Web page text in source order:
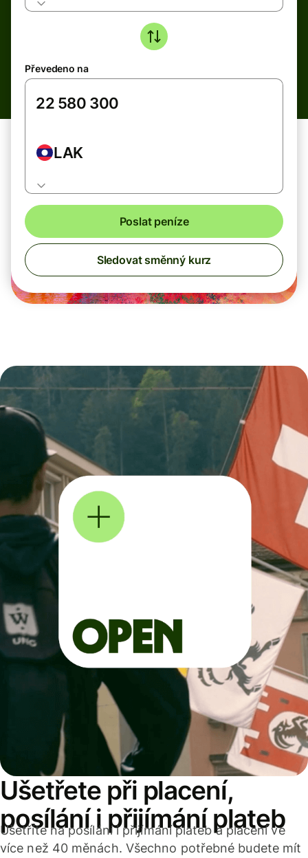
Převedeno na
LAK
Poslat peníze
Sledovat směnný kurz
Ušetřete při placení,
posílání i přijímání plateb
Ušetříte na posílání i přijímání plateb a placení ve
více než 40 měnách. Všechno potřebné budete mít